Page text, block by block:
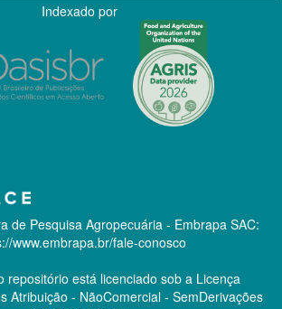
Indexado por
de Pesquisa Agropecuária - Embrapa SAC:
www.embrapa.br/fale-conosco
repositório está licenciado sob a Licença
Atribuição - NãoComercial - SemDerivações